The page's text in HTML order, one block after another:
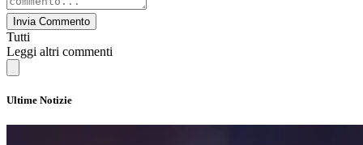
Invia Commento
Tutti
Leggi altri commenti
Ultime Notizie